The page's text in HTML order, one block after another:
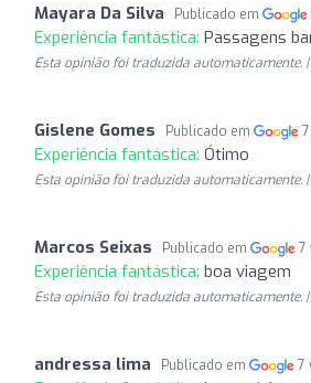
Mayara Da Silva Publicado em
Experiência fantástica: Passagens
Esta opinião foi traduzida automaticamente. |
Gislene Gomes Publicado em
Experiência fantástica: Ótimo
Esta opinião foi traduzida automaticamente. |
Marcos Seixas Publicado em 7
Experiência fantástica: boa viagem
Esta opinião foi traduzida automaticamente. |
andressa lima Publicado em 7